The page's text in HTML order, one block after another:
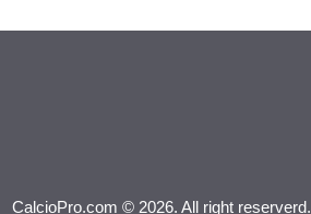
CalcioPro.com © 2026. All right reserverd.